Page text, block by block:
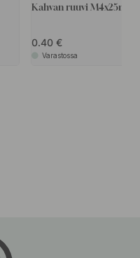
Kahvan ruuvi M4x25mm
0.40
Varastossa